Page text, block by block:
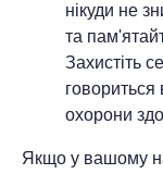
нікуди не
та
Захистіть
говориться
охорони
Якщо у вашому